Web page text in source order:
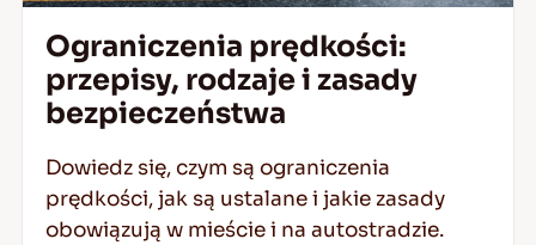
Ograniczenia prędkości:
przepisy, rodzaje i zasady
bezpieczeństwa
Dowiedz się, czym są ograniczenia
prędkości, jak są ustalane i jakie zasady
obowiązują w mieście i na autostradzie.